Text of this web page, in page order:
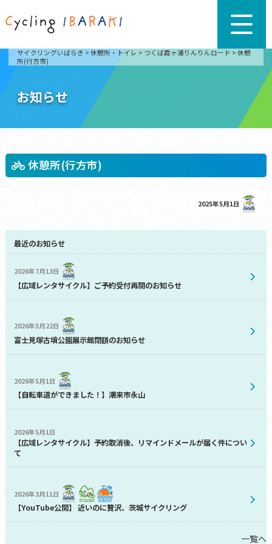
サイクリングいばらき > 休憩所・トイレ > つくば霞ヶ浦りんりんロード > 休憩
所(行方市)
お知らせ
休憩所(行方市)
2025年5月1日
最近のお知らせ
2026年7月13日
【広域レンタサイクル】ご予約受付再開のお知らせ
2026年5月22日
富士見塚古墳公園展示館閉鎖のお知らせ
2026年5月1日
【自転車道ができました！】潮来市永山
2026年5月1日
【広域レンタサイクル】予約取消後、リマインドメールが届く件につい
て
2026年3月11日
【YouTube公開】 近いのに贅沢、茨城サイクリング
一覧へ